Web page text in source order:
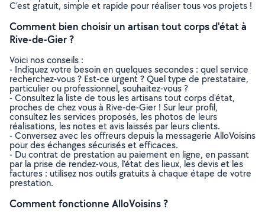
C’est gratuit, simple et rapide pour réaliser tous vos projets !
Comment bien choisir un artisan tout corps d'état à
Rive-de-Gier ?
Voici nos conseils :
- Indiquez votre besoin en quelques secondes : quel service
recherchez-vous ? Est-ce urgent ? Quel type de prestataire,
particulier ou professionnel, souhaitez-vous ?
- Consultez la liste de tous les artisans tout corps d'état,
proches de chez vous à Rive-de-Gier ! Sur leur profil,
consultez les services proposés, les photos de leurs
réalisations, les notes et avis laissés par leurs clients.
- Conversez avec les offreurs depuis la messagerie AlloVoisins
pour des échanges sécurisés et efficaces.
- Du contrat de prestation au paiement en ligne, en passant
par la prise de rendez-vous, l’état des lieux, les devis et les
factures : utilisez nos outils gratuits à chaque étape de votre
prestation.
Comment fonctionne AlloVoisins ?